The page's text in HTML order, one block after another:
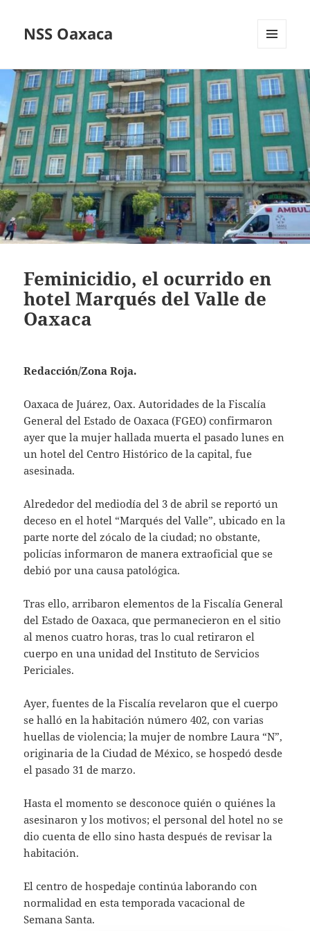
NSS Oaxaca
WIDGETS
Feminicidio, el ocurrido en
hotel Marqués del Valle de
Oaxaca
Redacción/Zona Roja.
Oaxaca de Juárez, Oax. Autoridades de la Fiscalía
General del Estado de Oaxaca (FGEO) confirmaron
ayer que la mujer hallada muerta el pasado lunes en
un hotel del Centro Histórico de la capital, fue
asesinada.
Alrededor del mediodía del 3 de abril se reportó un
deceso en el hotel “Marqués del Valle”, ubicado en la
parte norte del zócalo de la ciudad; no obstante,
policías informaron de manera extraoficial que se
debió por una causa patológica.
Tras ello, arribaron elementos de la Fiscalía General
del Estado de Oaxaca, que permanecieron en el sitio
al menos cuatro horas, tras lo cual retiraron el
cuerpo en una unidad del Instituto de Servicios
Periciales.
Ayer, fuentes de la Fiscalía revelaron que el cuerpo
se halló en la habitación número 402, con varias
huellas de violencia; la mujer de nombre Laura “N”,
originaria de la Ciudad de México, se hospedó desde
el pasado 31 de marzo.
Hasta el momento se desconoce quién o quiénes la
asesinaron y los motivos; el personal del hotel no se
dio cuenta de ello sino hasta después de revisar la
habitación.
El centro de hospedaje continúa laborando con
normalidad en esta temporada vacacional de
Semana Santa.